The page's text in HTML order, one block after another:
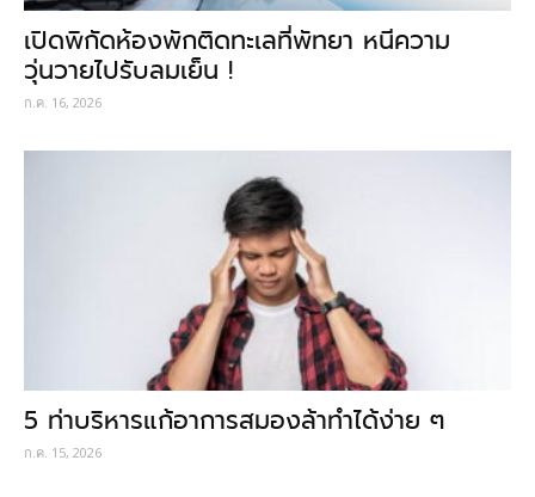
เปิดพิกัดห้องพักติดทะเลที่พัทยา หนีความ
วุ่นวายไปรับลมเย็น !
ก.ค. 16, 2026
5 ท่าบริหารแก้อาการสมองล้าทำได้ง่าย ๆ
ก.ค. 15, 2026